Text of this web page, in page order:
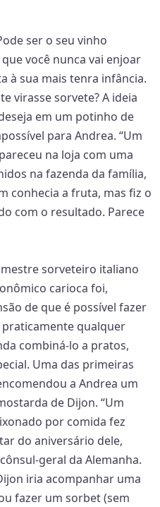
ser o seu vinho
você nunca vai enjoar
à sua mais tenra infância.
virasse sorvete? A ideia
em um potinho de
para Andrea. “Um
na loja com uma
na fazenda da família,
conhecia a fruta, mas fiz o
com o resultado. Parece
sorveteiro italiano
carioca foi,
de que é possível fazer
qualquer
combiná-lo a pratos,
Uma das primeiras
a Andrea um
de Dijon. “Um
por comida fez
do aniversário dele,
geral da Alemanha.
iria acompanhar uma
fazer um sorbet (sem